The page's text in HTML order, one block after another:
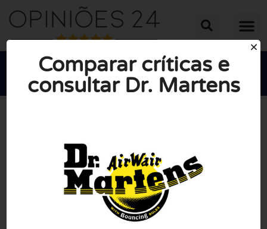

NOTA MÉDIA: 10/10
Comparar críticas e
consultar Dr. Martens